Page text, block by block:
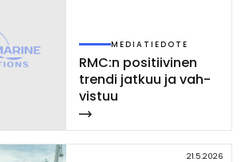
MEDIATIEDOTE
RMC:n po­si­tii­vi­nen
tren­di jat­kuu ja vah­
vis­tuu
21.5.2026